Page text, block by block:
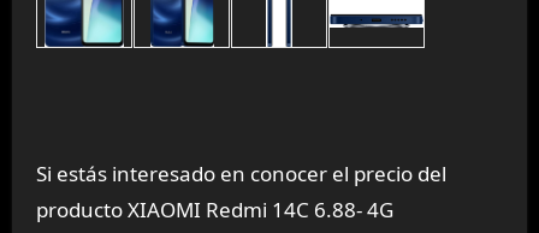
Si estás interesado en conocer el precio del
producto XIAOMI Redmi 14C 6.88- 4G